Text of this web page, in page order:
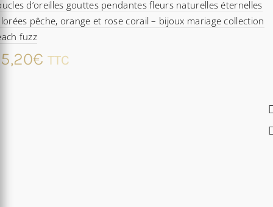
d’oreilles gouttes pendantes fleurs naturelles éternelles
pêche, orange et rose corail – bijoux mariage collection
fuzz
€ TTC